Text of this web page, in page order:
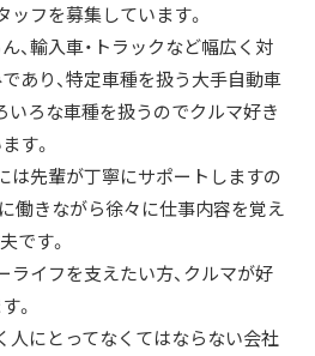
ッフを募集しています。
、輸入車・トラックなど幅広く対
あり、特定車種を扱う大手自動車
いろな車種を扱うのでクルマ好き
す。
は先輩が丁寧にサポートしますの
働きながら徐々に仕事内容を覚え
です。
ライフを支えたい方、クルマが好
。
人にとってなくてはならない会社